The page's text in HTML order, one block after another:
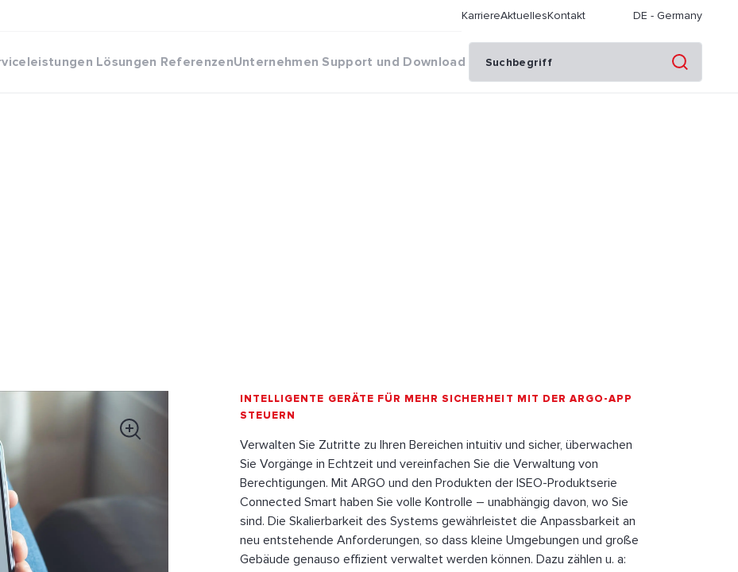
KarriereAktuellesKontakt DE - Germany
Lösungen ReferenzenUnternehmen Support und Download
INTELLIGENTE GERÄTE FÜR MEHR SICHERHEIT MIT DER ARGO-APP
STEUERN
Verwalten Sie Zutritte zu Ihren Bereichen intuitiv und sicher, überwachen
Sie Vorgänge in Echtzeit und vereinfachen Sie die Verwaltung von
Berechtigungen. Mit ARGO und den Produkten der ISEO-Produktserie
Connected Smart haben Sie volle Kontrolle – unabhängig davon, wo Sie
sind. Die Skalierbarkeit des Systems gewährleistet die Anpassbarkeit an
neu entstehende Anforderungen, so dass kleine Umgebungen und große
Gebäude genauso effizient verwaltet werden können. Dazu zählen u. a: